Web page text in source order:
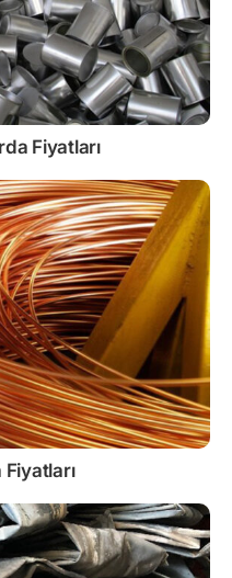
Fiyatları
Fiyatları